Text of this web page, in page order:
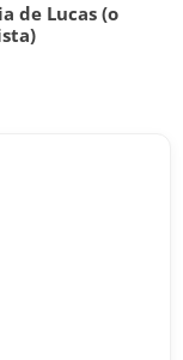
de Lucas (o